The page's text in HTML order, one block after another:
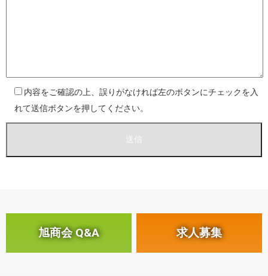
内容をご確認の上、誤りがなければ左のボタンにチェックを入
れて送信ボタンを押してください。
旭商会 Q&A 求人募集